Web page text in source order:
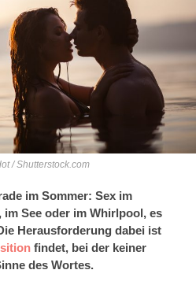
/ Shutterstock.com
im Sommer: Sex im
im See oder im Whirlpool, es
Herausforderung dabei ist
findet, bei der keiner
des Wortes.